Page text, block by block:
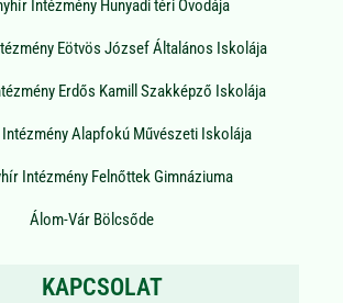
Intézmény Hunyadi téri Óvodája
Eötvös József Általános Iskolája
Erdős Kamill Szakképző Iskolája
Intézmény Alapfokú Művészeti Iskolája
Intézmény Felnőttek Gimnáziuma
Álom-Vár Bölcsőde
KAPCSOLAT